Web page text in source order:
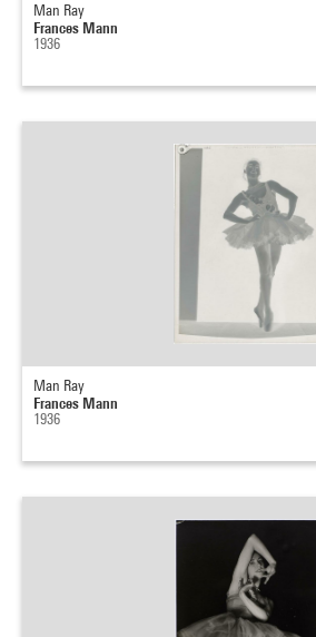
Man Ray
Frances Mann
1936
Man Ray
Frances Mann
1936